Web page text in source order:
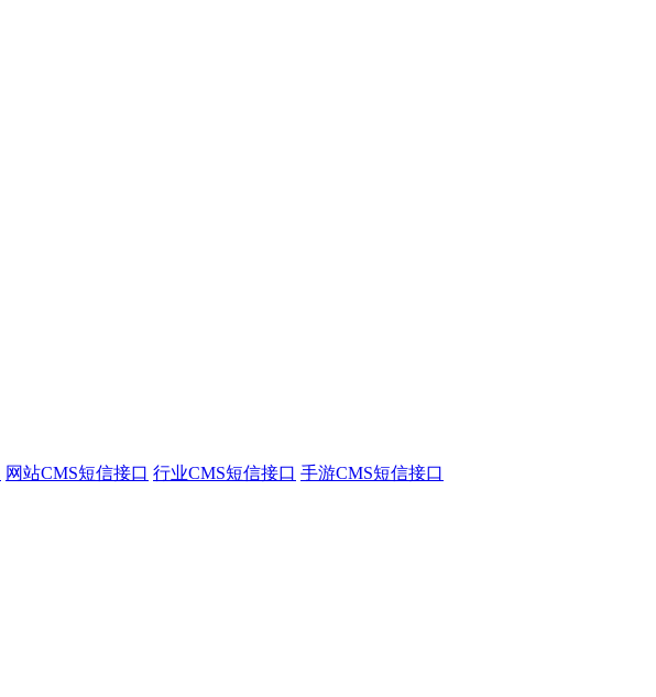
网站CMS短信接口 行业CMS短信接口 手游CMS短信接口